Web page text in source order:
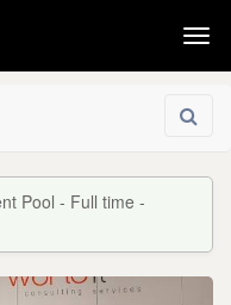
Pool - Full time -